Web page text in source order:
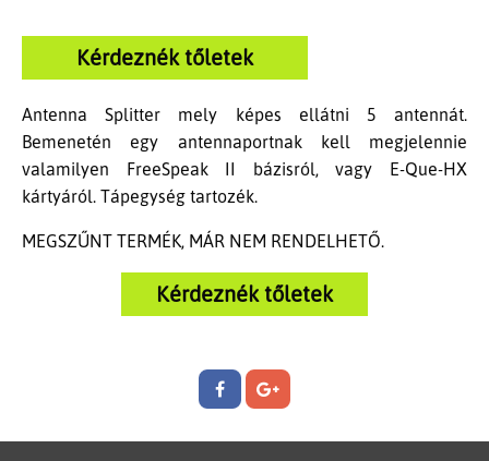
Kérdeznék tőletek
Antenna Splitter mely képes ellátni 5 antennát.
Bemenetén egy antennaportnak kell megjelennie
valamilyen FreeSpeak II bázisról, vagy E-Que-HX
kártyáról. Tápegység tartozék.
MEGSZŰNT TERMÉK, MÁR NEM RENDELHETŐ.
Kérdeznék tőletek